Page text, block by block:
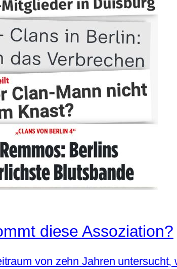
diese Assoziation?
von zehn Jahren untersucht,